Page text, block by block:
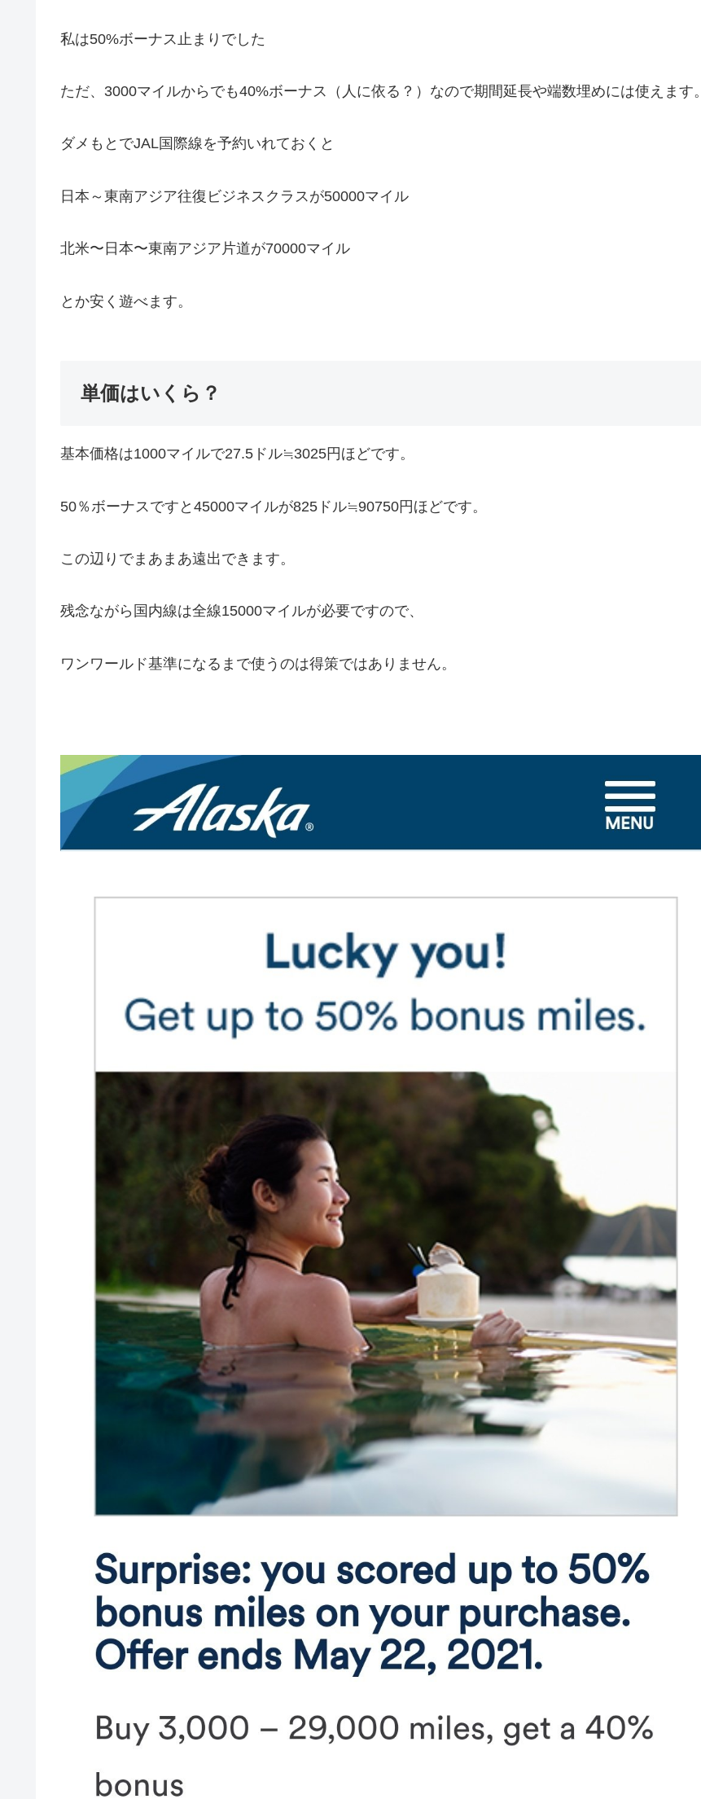
私は50%ボーナス止まりでした
ただ、3000マイルからでも40%ボーナス（人に依る？）なので期間延長や端数埋めには使えます。
ダメもとでJAL国際線を予約いれておくと
日本～東南アジア往復ビジネスクラスが50000マイル
北米〜日本〜東南アジア片道が70000マイル
とか安く遊べます。
単価はいくら？
基本価格は1000マイルで27.5ドル≒3025円ほどです。
50％ボーナスですと45000マイルが825ドル≒90750円ほどです。
この辺りでまあまあ遠出できます。
残念ながら国内線は全線15000マイルが必要ですので、
ワンワールド基準になるまで使うのは得策ではありません。